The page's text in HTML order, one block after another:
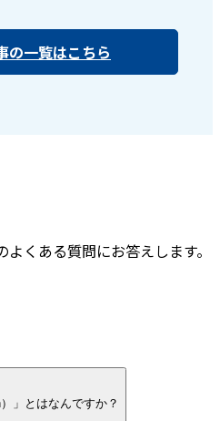
の一覧はこちら
くある質問にお答えします。
」とはなんですか？